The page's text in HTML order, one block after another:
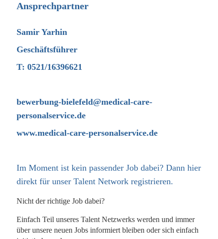
Ansprechpartner
Samir Yarhin
Geschäftsführer
T: 0521/16396621
bewerbung-bielefeld@medical-care-
personalservice.de
www.medical-care-personalservice.de
Im Moment ist kein passender Job dabei? Dann hier
direkt für unser Talent Network registrieren.
Nicht der richtige Job dabei?
Einfach Teil unseres Talent Netzwerks werden und immer
über unsere neuen Jobs informiert bleiben oder sich einfach